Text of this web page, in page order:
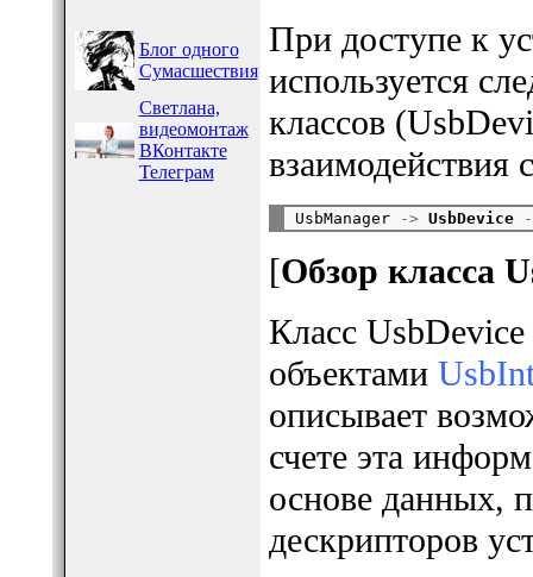
Блог одного
Сумасшествия
Светлана,
видеомонтаж
ВКонтакте
Телеграм
При доступе к
используется
классов
взаимодействия
UsbManager -> UsbDevice
[Обзор класса
Класс
объектами
описывает
счете эта
основе данных,
дескрипторов